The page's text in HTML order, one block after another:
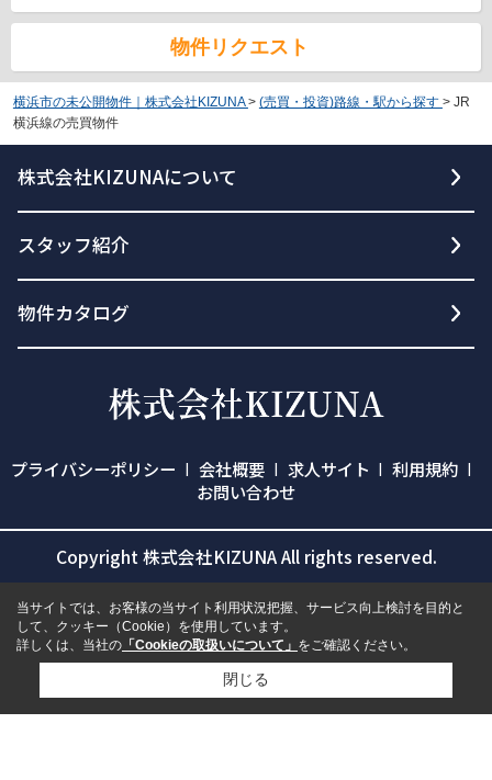
物件リクエスト
横浜市の未公開物件｜株式会社KIZUNA > (売買・投資)路線・駅から探す > JR
横浜線の売買物件
株式会社KIZUNAについて
スタッフ紹介
物件カタログ
プライバシーポリシー 会社概要 求人サイト
利用規約
お問い合わせ
Copyright 株式会社KIZUNA All rights reserved.
当サイトでは、お客様の当サイト利用状況把握、サービス向上検討を目的と
して、クッキー（Cookie）を使用しています。
詳しくは、当社の 「Cookieの取扱いについて」 をご確認ください。
閉じる